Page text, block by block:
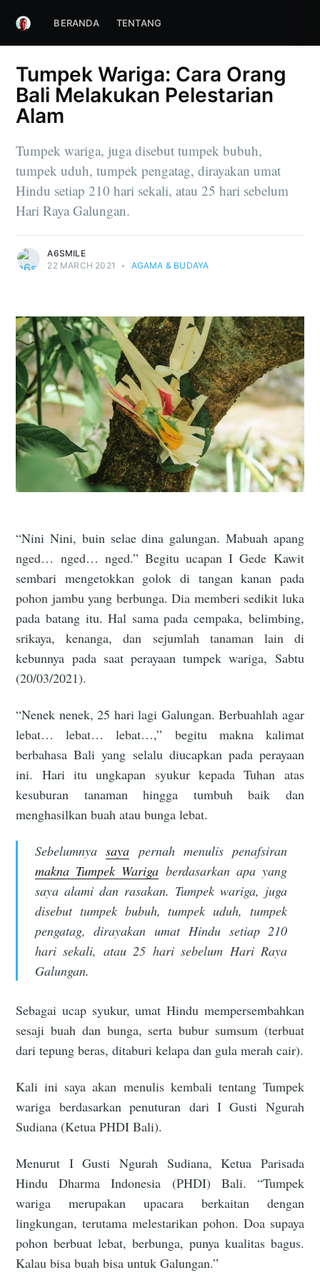
BERANDA TENTANG
Tumpek Wariga: Cara Orang
Bali Melakukan Pelestarian
Alam
Tumpek wariga, juga disebut tumpek bubuh,
tumpek uduh, tumpek pengatag, dirayakan umat
Hindu setiap 210 hari sekali, atau 25 hari sebelum
Hari Raya Galungan.
A6SMILE
22 MARCH 2021
• AGAMA & BUDAYA
“Nini Nini, buin selae dina galungan. Mabuah apang
nged… nged… nged.” Begitu ucapan I Gede Kawit
sembari mengetokkan golok di tangan kanan pada
pohon jambu yang berbunga. Dia memberi sedikit luka
pada batang itu. Hal sama pada cempaka, belimbing,
srikaya, kenanga, dan sejumlah tanaman lain di
kebunnya pada saat perayaan tumpek wariga, Sabtu
(20/03/2021).
“Nenek nenek, 25 hari lagi Galungan. Berbuahlah agar
lebat… lebat… lebat…,” begitu makna kalimat
berbahasa Bali yang selalu diucapkan pada perayaan
ini. Hari itu ungkapan syukur kepada Tuhan atas
kesuburan tanaman hingga tumbuh baik dan
menghasilkan buah atau bunga lebat.
Sebelumnyasaya pernah menulis penafsiran
makna Tumpek Wariga berdasarkan apa yang
saya alami dan rasakan. Tumpek wariga, juga
disebut tumpek bubuh, tumpek uduh, tumpek
pengatag, dirayakan umat Hindu setiap 210
hari sekali, atau 25 hari sebelum Hari Raya
Galungan.
Sebagai ucap syukur, umat Hindu mempersembahkan
sesaji buah dan bunga, serta bubur sumsum (terbuat
dari tepung beras, ditaburi kelapa dan gula merah cair).
Kali ini saya akan menulis kembali tentang Tumpek
wariga berdasarkan penuturan dari I Gusti Ngurah
Sudiana (Ketua PHDI Bali).
Menurut I Gusti Ngurah Sudiana, Ketua Parisada
Hindu Dharma Indonesia (PHDI) Bali. “Tumpek
wariga merupakan upacara berkaitan dengan
lingkungan, terutama melestarikan pohon. Doa supaya
pohon berbuat lebat, berbunga, punya kualitas bagus.
Kalau bisa buah bisa untuk Galungan.”